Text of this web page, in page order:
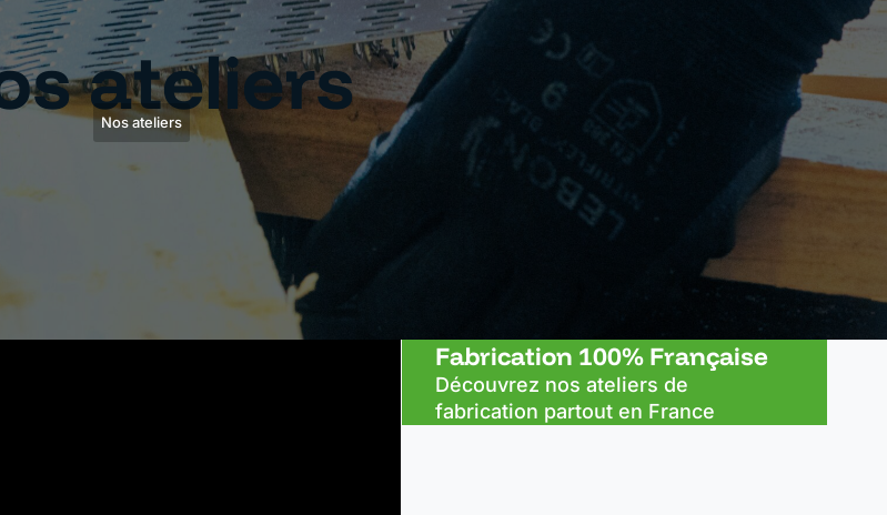
ateliers
Nos ateliers
Fabrication 100% Française
Découvrez nos ateliers de
fabrication partout en France